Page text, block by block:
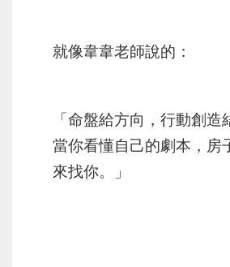
就像韋韋老師說的：
「命盤給方向，行動創造
當你看懂自己的劇本，房
來找你。」